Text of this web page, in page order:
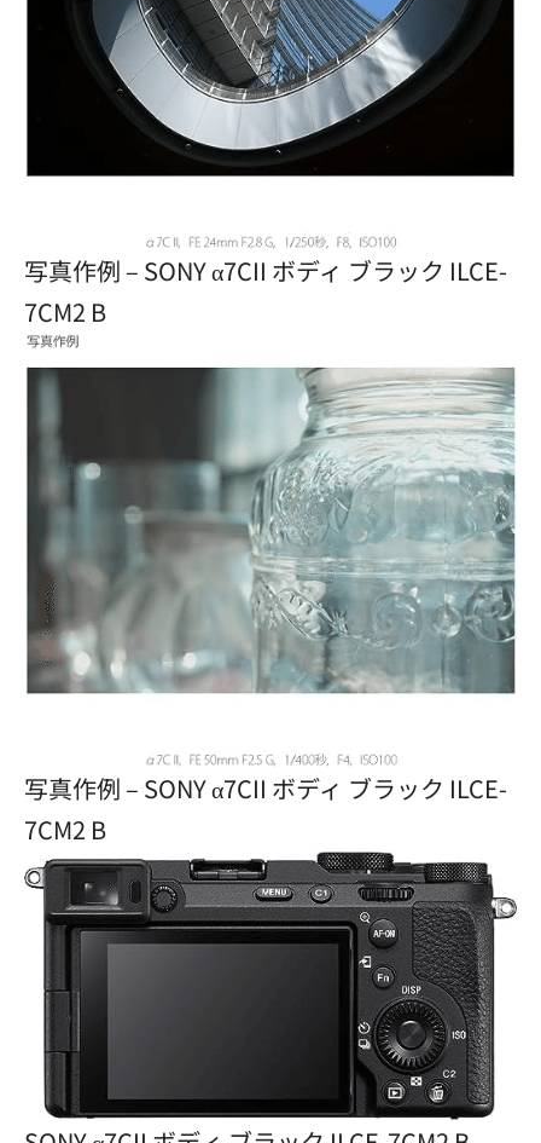
写真作例 – SONY α7CII ボディ ブラック ILCE-
7CM2 B
写真作例 – SONY α7CII ボディ ブラック ILCE-
7CM2 B